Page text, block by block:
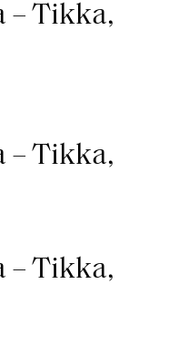
– Tikka,
– Tikka,
– Tikka,